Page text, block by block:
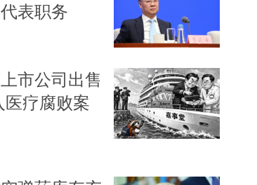
表职务
市公司出售
疗腐败案